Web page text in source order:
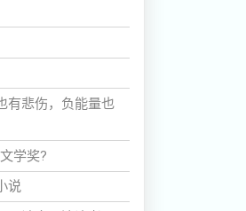
有悲伤，负能量也
学奖?
说